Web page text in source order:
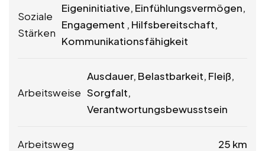
Soziale
Stärken
Eigeninitiative, Einfühlungsvermögen,
Engagement , Hilfsbereitschaft,
Kommunikationsfähigkeit
Arbeitsweise
Ausdauer, Belastbarkeit, Fleiß,
Sorgfalt,
Verantwortungsbewusstsein
Arbeitsweg 25 km